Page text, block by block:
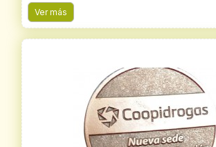
Ver más